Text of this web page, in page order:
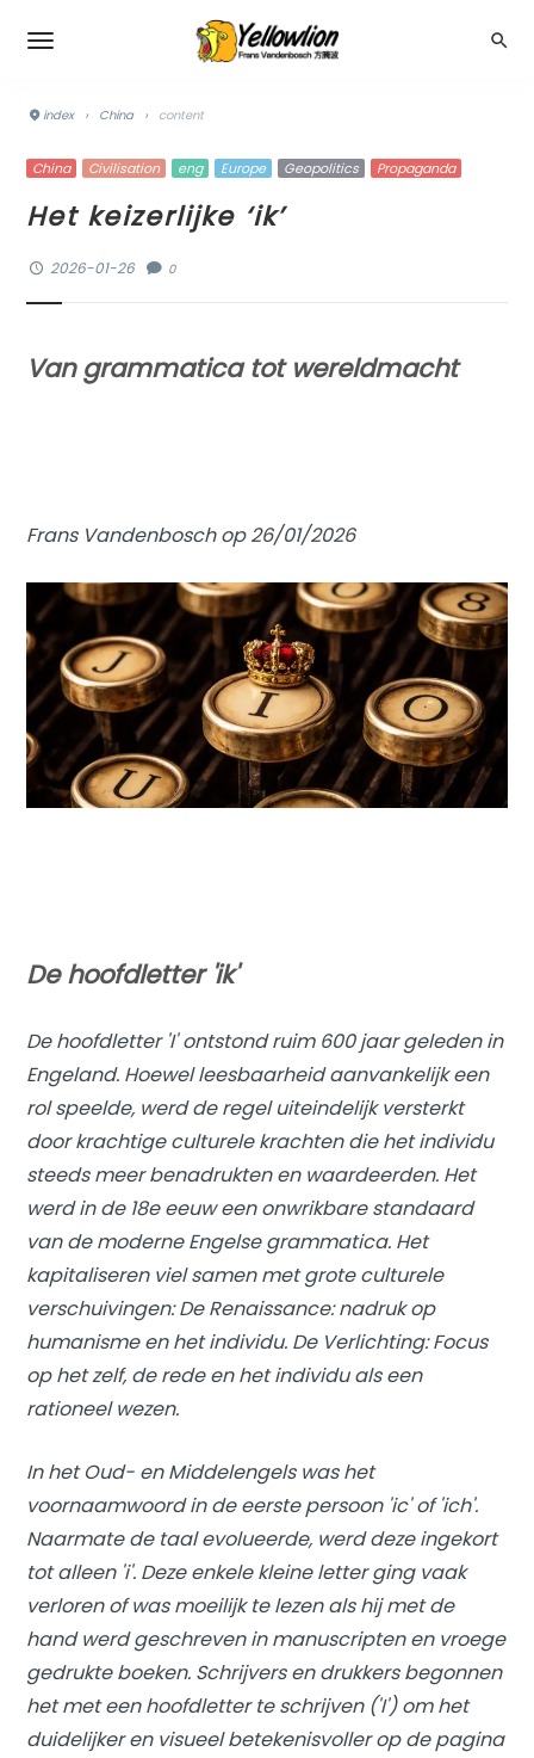
index › China › content
China Civilisation eng Europe Geopolitics Propaganda
Het keizerlijke ‘ik’
2026-01-26 0
Van grammatica tot wereldmacht
Frans Vandenbosch op 26/01/2026
De hoofdletter 'ik'
De hoofdletter 'I' ontstond ruim 600 jaar geleden in
Engeland. Hoewel leesbaarheid aanvankelijk een
rol speelde, werd de regel uiteindelijk versterkt
door krachtige culturele krachten die het individu
steeds meer benadrukten en waardeerden. Het
werd in de 18e eeuw een onwrikbare standaard
van de moderne Engelse grammatica. Het
kapitaliseren viel samen met grote culturele
verschuivingen: De Renaissance: nadruk op
humanisme en het individu. De Verlichting: Focus
op het zelf, de rede en het individu als een
rationeel wezen.
In het Oud- en Middelengels was het
voornaamwoord in de eerste persoon 'ic' of 'ich'.
Naarmate de taal evolueerde, werd deze ingekort
tot alleen 'i'. Deze enkele kleine letter ging vaak
verloren of was moeilijk te lezen als hij met de
hand werd geschreven in manuscripten en vroege
gedrukte boeken. Schrijvers en drukkers begonnen
het met een hoofdletter te schrijven ('I') om het
duidelijker en visueel betekenisvoller op de pagina